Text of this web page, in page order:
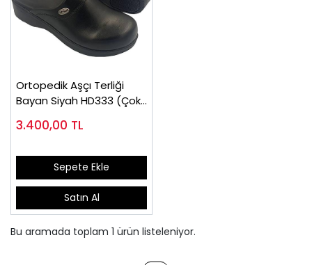
Ortopedik Aşçı Terliği
Bayan Siyah HD333 (Çok
3.400,00 TL
Sepete Ekle
Satın Al
Bu aramada toplam 1 ürün listeleniyor.